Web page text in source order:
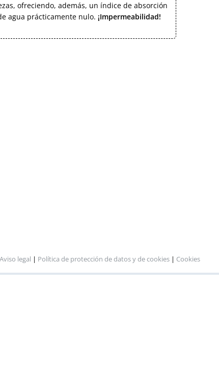
ofreciendo, además, un índice de absorción
agua prácticamente nulo. ¡Impermeabilidad!
Aviso legal | Política de protección de datos y de cookies | Cookies